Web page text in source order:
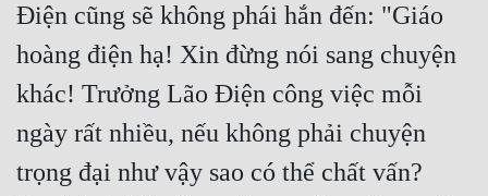
Sắc
Sủng
Thanh Xuân
Tiên Hiệp
Tiểu Thuyết
Điện cũng sẽ không phái hắn đến: "Giáo
hoàng điện hạ! Xin đừng nói sang chuyện
khác! Trưởng Lão Điện công việc mỗi
ngày rất nhiều, nếu không phải chuyện
trọng đại như vậy sao có thể chất vấn?